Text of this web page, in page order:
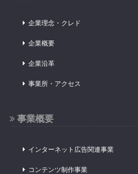
企業理念・クレド
企業概要
企業沿革
事業所・アクセス
事業概要
インターネット広告関連事業
コンテンツ制作事業